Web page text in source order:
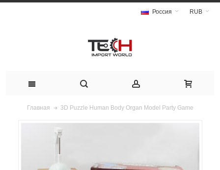
RUB
Россия
Главная 3D Puzzle Human Body Organ Model Party Game